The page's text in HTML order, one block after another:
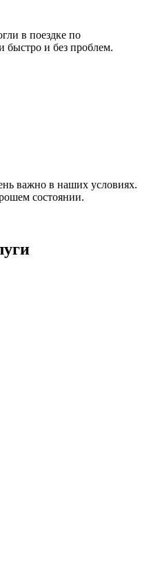
в поездке по
быстро и без проблем.
важно в наших условиях.
состоянии.